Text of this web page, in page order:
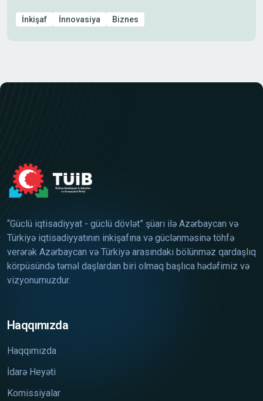
İnkişaf İnnovasiya Biznes
“Güclü iqtisadiyyat - güclü dövlət” şüarı ilə Azərbaycan və
Türkiyə iqtisadiyyatının inkişafına və güclənməsinə töhfə
verərək Azərbaycan və Türkiyə arasındakı bölünməz qardaşlıq
körpüsündə təməl daşlardan biri olmaq başlıca hədəfimiz və
vizyonumuzdur.
Haqqımızda
Haqqımızda
İdarə Heyəti
Komissiyalar